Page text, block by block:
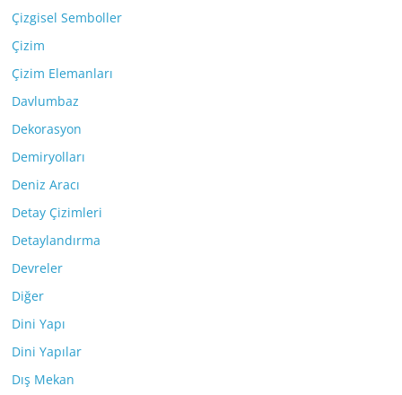
Çizgisel Semboller
Çizim
Çizim Elemanları
Davlumbaz
Dekorasyon
Demiryolları
Deniz Aracı
Detay Çizimleri
Detaylandırma
Devreler
Diğer
Dini Yapı
Dini Yapılar
Dış Mekan